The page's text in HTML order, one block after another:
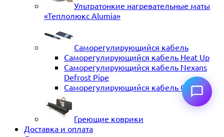
Ультратонкие нагревательные маты
«Теплолюкс Alumia»
Саморегулирующийся кабель
Саморегулирующийся кабель Heat Up
Саморегулирующийся кабель Nexans
Defrost Pipe
Саморегулирующийся кабель ССТ
Греющие коврики
Доставка и оплата